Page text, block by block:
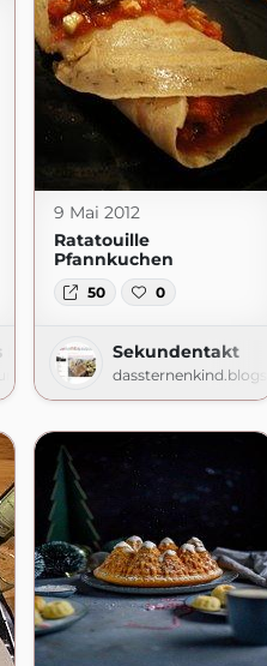
Back- und Wurstwaren
9 Mai 2012
Ratatouille
Pfannkuchen
50 0
Sekundentakt